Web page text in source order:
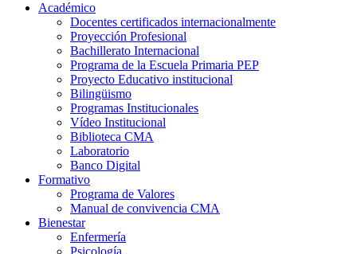
Académico
Docentes certificados internacionalmente
Proyección Profesional
Bachillerato Internacional
Programa de la Escuela Primaria PEP
Proyecto Educativo institucional
Bilingüismo
Programas Institucionales
Vídeo Institucional
Biblioteca CMA
Laboratorio
Banco Digital
Formativo
Programa de Valores
Manual de convivencia CMA
Bienestar
Enfermería
Psicología